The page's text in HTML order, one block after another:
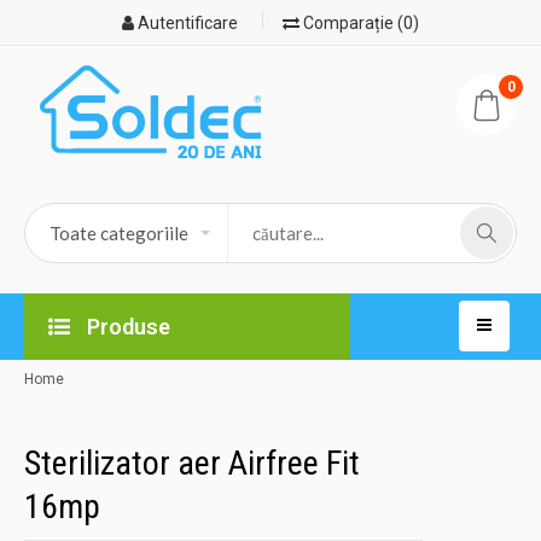
Autentificare Comparație (0)
0
Produse
Home
Sterilizator aer Airfree Fit
16mp